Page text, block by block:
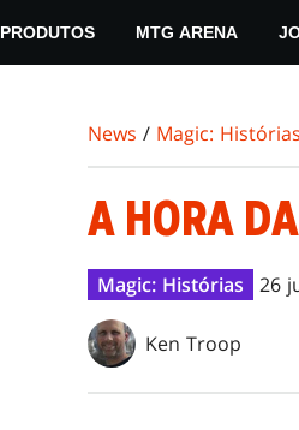
PRODUTOS MTG ARENA
News / Magic: Histórias
A HORA
Magic: Histórias 26
Ken Troop